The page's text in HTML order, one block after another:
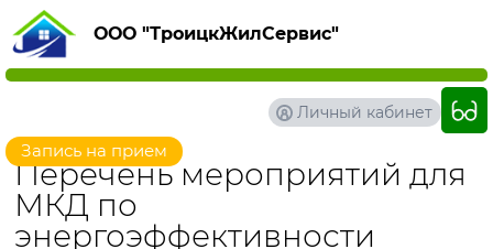
ООО "ТроицкЖилСервис"
Запись на прием
Личный кабинет
Перечень мероприятий для
МКД по
энергоэффективности